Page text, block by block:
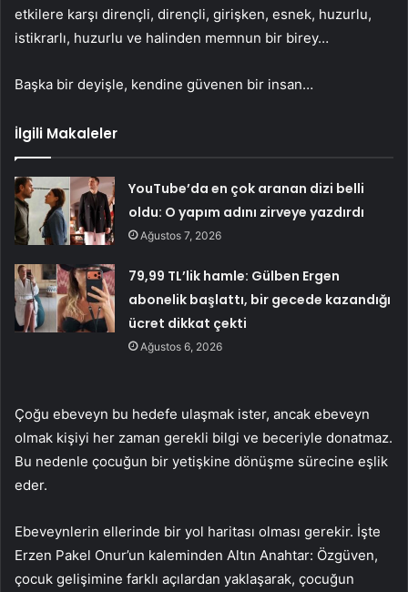
etkilere karşı dirençli, dirençli, girişken, esnek, huzurlu,
istikrarlı, huzurlu ve halinden memnun bir birey…
Başka bir deyişle, kendine güvenen bir insan…
İlgili Makaleler
YouTube’da en çok aranan dizi belli
oldu: O yapım adını zirveye yazdırdı
Ağustos 7, 2026
79,99 TL’lik hamle: Gülben Ergen
abonelik başlattı, bir gecede kazandığı
ücret dikkat çekti
Ağustos 6, 2026
Çoğu ebeveyn bu hedefe ulaşmak ister, ancak ebeveyn
olmak kişiyi her zaman gerekli bilgi ve beceriyle donatmaz.
Bu nedenle çocuğun bir yetişkine dönüşme sürecine eşlik
eder.
Ebeveynlerin ellerinde bir yol haritası olması gerekir. İşte
Erzen Pakel Onur’un kaleminden Altın Anahtar: Özgüven,
çocuk gelişimine farklı açılardan yaklaşarak, çocuğun